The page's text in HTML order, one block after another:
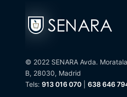
© 2022 SENARA Avda.
B, 28030, Madrid
Tels: 913 016 070 638 646